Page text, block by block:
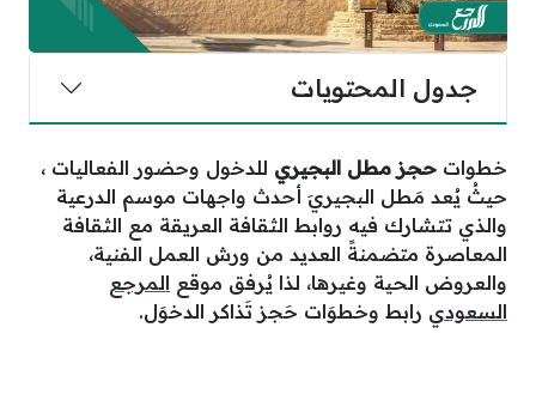
جدول المحتويات
خطوات حجز مطل البجيري للدخول وحضور الفعاليات ،
حيثُ يُعد مَطل البجيريَ أحدث واجهات موسم الدرعية
والذي تتشارك فيه روابط الثقافة العريقة مع الثقافة
المعاصرة متضمنةً العديد من ورش العمل الفنية،
والعروض الحية وغيرها، لذا يُرفق موقع المرجع
السعودي رابط وخطوَات حَجز تَذاكر الدخوَل.